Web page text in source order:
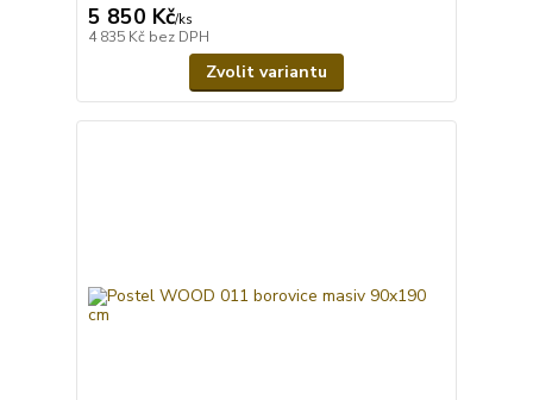
5 850 Kč/ks
4 835 Kč bez DPH
Zvolit variantu